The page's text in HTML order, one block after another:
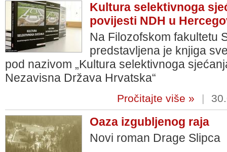
Kultura selektivnoga
povijesti NDH u
Na Filozofskom fakultetu
predstavljena je knjiga
pod nazivom „Kultura selektivnoga
Nezavisna Država Hrvatska“
Pročitajte više » |
Oaza izgubljenog raja
Novi roman Drage Slipca